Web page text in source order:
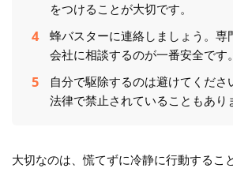
をつけることが大切です。
蜂バスターに連絡しましょう。専
会社に相談するのが一番安全です。
自分で駆除するのは避けてくださ
法律で禁止されていることもあり
大切なのは、慌てずに冷静に行動すること